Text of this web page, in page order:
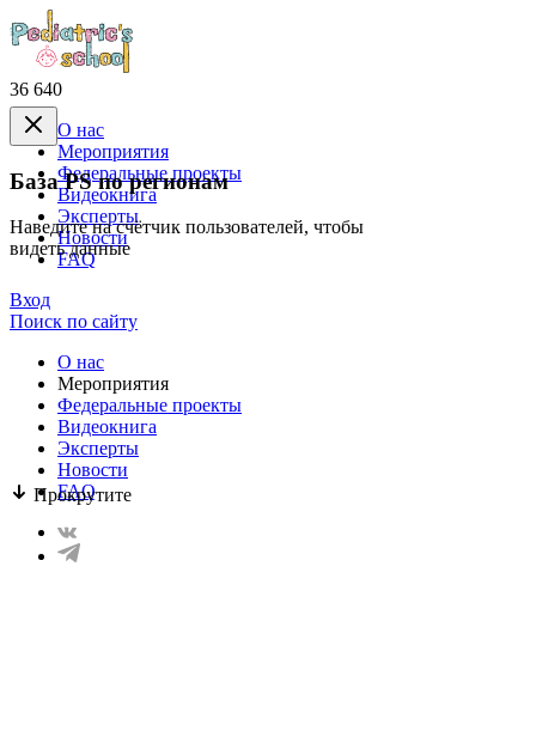
36 640
База PS по регионам
Наведите на счётчик пользователей, чтобы
видеть данные
Прокрутите
О нас
Mероприятия
Федеральные проекты
Видеокнига
Эксперты
Новости
FAQ
Вход
Поиск по сайту
О нас
Mероприятия
Федеральные проекты
Видеокнига
Эксперты
Новости
FAQ